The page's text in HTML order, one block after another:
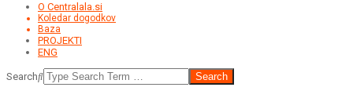
O Centralala.si
Koledar dogodkov
Baza
PROJEKTI
ENG
Search